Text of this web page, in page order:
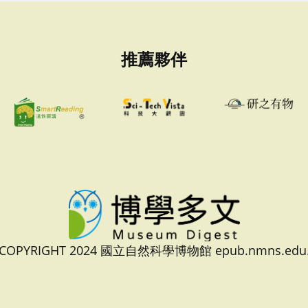
推薦夥伴
2024 國立自然科學博物館